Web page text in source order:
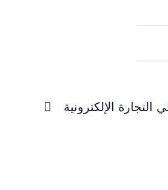
الإلكترونية